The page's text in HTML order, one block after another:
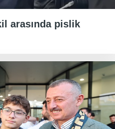
arasında pislik